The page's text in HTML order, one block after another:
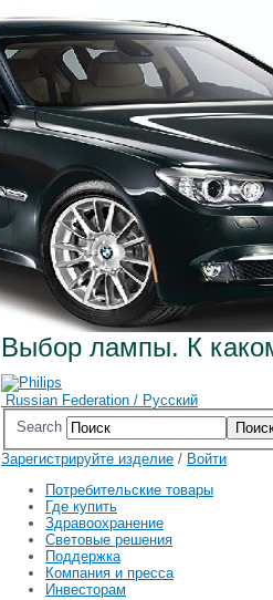
Выбор лампы. К
Russian Federation / Русский
Search
Зарегистрируйте изделие / Войти
Потребительские товары
Где купить
Здравоохранение
Световые решения
Поддержка
Компания и пресса
Инвесторам